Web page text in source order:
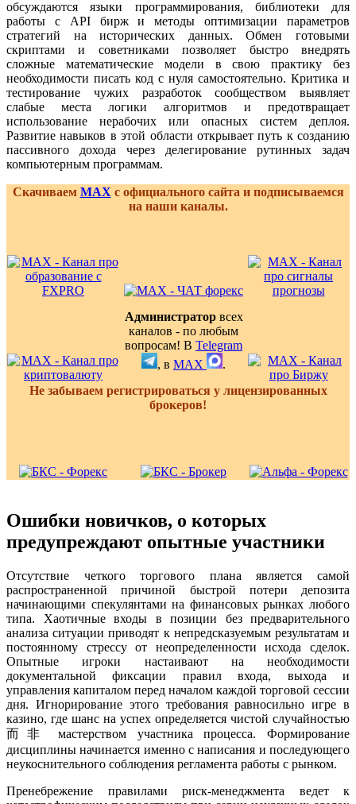
обсуждаются языки программирования, библиотеки для
работы с API бирж и методы оптимизации параметров
стратегий на исторических данных. Обмен готовыми
скриптами и советниками позволяет быстро внедрять
сложные математические модели в свою практику без
необходимости писать код с нуля самостоятельно. Критика и
тестирование чужих разработок сообществом выявляет
слабые места логики алгоритмов и предотвращает
использование нерабочих или опасных систем деплоя.
Развитие навыков в этой области открывает путь к созданию
пассивного дохода через делегирование рутинных задач
компьютерным программам.
Скачиваем MAXс официального сайта и подписываемся
на наши каналы.
Администраторвсех
каналов - по любым
вопросам! В Telegram
, в MAX
.
Не забываем регистрироваться у лицензированных
брокеров!
Ошибки новичков, о которых
предупреждают опытные участники
Отсутствие четкого торгового плана является самой
распространенной причиной быстрой потери депозита
начинающими спекулянтами на финансовых рынках любого
типа. Хаотичные входы в позиции без предварительного
анализа ситуации приводят к непредсказуемым результатам и
постоянному стрессу от неопределенности исхода сделок.
Опытные игроки настаивают на необходимости
документальной фиксации правил входа, выхода и
управления капиталом перед началом каждой торговой сессии
дня. Игнорирование этого требования равносильно игре в
казино, где шанс на успех определяется чистой случайностью
而非 мастерством участника процесса. Формирование
дисциплины начинается именно с написания и последующего
неукоснительного соблюдения регламента работы с рынком.
Пренебрежение правилами риск-менеджмента ведет к